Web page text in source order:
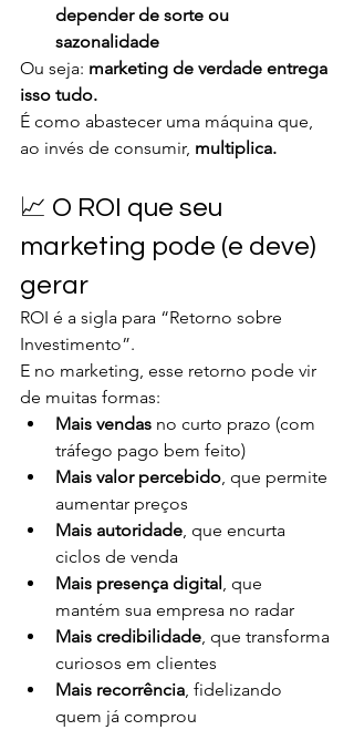
depender de sorte ou
sazonalidade
Ou seja: marketing de verdade entrega
isso tudo.
É como abastecer uma máquina que,
ao invés de consumir, multiplica.
📈 O ROI que seu
marketing pode (e deve)
gerar
ROI é a sigla para “Retorno sobre
Investimento”.
E no marketing, esse retorno pode vir
de muitas formas:
Mais vendas no curto prazo (com
tráfego pago bem feito)
Mais valor percebido, que permite
aumentar preços
Mais autoridade, que encurta
ciclos de venda
Mais presença digital, que
mantém sua empresa no radar
Mais credibilidade, que transforma
curiosos em clientes
Mais recorrência, fidelizando
quem já comprou